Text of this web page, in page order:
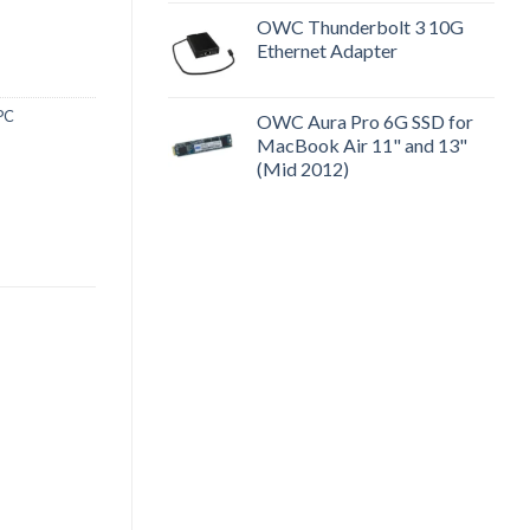
OWC Thunderbolt 3 10G
Ethernet Adapter
OWC Aura Pro 6G SSD for
MacBook Air 11" and 13"
(Mid 2012)
lượng